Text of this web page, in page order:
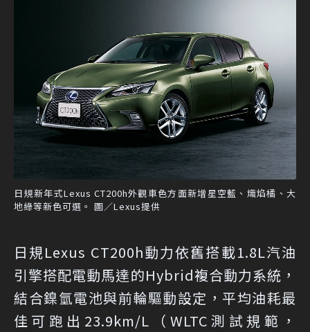
日規新年式Lexus CT200h外觀車色方面新增星空藍、熾焰橘、大
地綠等新色可選。 圖／Lexus提供
日規Lexus CT200h動力依舊搭載1.8L汽油
引擎搭配電動馬達的Hybrid複合動力系統，
結合鎳氫電池與前輪驅動設定，平均油耗最
佳可跑出23.9km/L（WLTC測試規範，